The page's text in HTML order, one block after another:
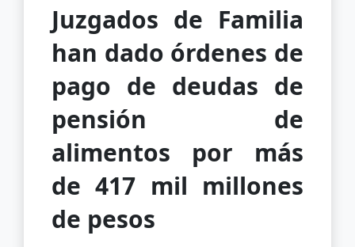
Juzgados de Familia
han dado órdenes de
pago de deudas de
pensión de
alimentos por más
de 417 mil millones
de pesos